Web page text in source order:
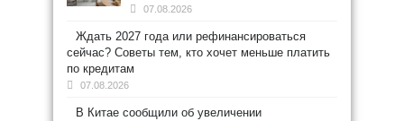
07.08.2026
Ждать 2027 года или рефинансироваться
сейчас? Советы тем, кто хочет меньше платить
по кредитам
07.08.2026
В Китае сообщили об увеличении